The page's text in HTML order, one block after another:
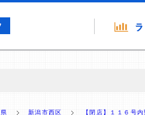
新潟市西区 【閉店】１１６号